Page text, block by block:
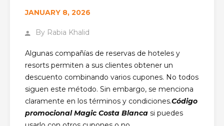
JANUARY 8, 2026
By Rabia Khalid
Algunas compañías de reservas de hoteles y
resorts permiten a sus clientes obtener un
descuento combinando varios cupones. No todos
siguen este método. Sin embargo, se menciona
claramente en los términos y condiciones.Código
promocional Magic Costa Blanca si puedes